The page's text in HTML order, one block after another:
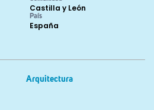
Castilla y León
País
España
Arquitectura